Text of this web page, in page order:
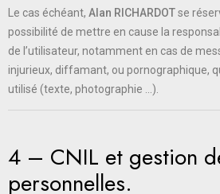
Le cas échéant, Alan RICHARDOTse
possibilité de mettre en cause la
de l’utilisateur, notamment en cas de
injurieux, diffamant, ou pornographique,
utilisé (texte, photographie …).
4 – CNIL et gestion
personnelles.